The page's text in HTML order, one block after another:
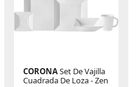
CORONASet De Vajilla
Cuadrada De Loza - Zen